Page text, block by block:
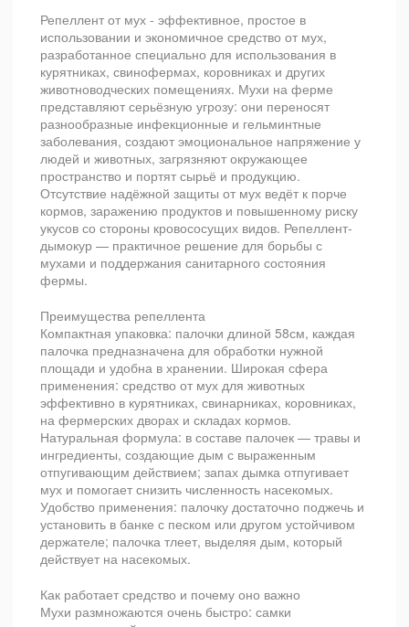
Репеллент от мух - эффективное, простое в
использовании и экономичное средство от мух,
разработанное специально для использования в
курятниках, свинофермах, коровниках и других
животноводческих помещениях. Мухи на ферме
представляют серьёзную угрозу: они переносят
разнообразные инфекционные и гельминтные
заболевания, создают эмоциональное напряжение у
людей и животных, загрязняют окружающее
пространство и портят сырьё и продукцию.
Отсутствие надёжной защиты от мух ведёт к порче
кормов, заражению продуктов и повышенному риску
укусов со стороны кровососущих видов. Репеллент-
дымокур — практичное решение для борьбы с
мухами и поддержания санитарного состояния
фермы.
Преимущества репеллента
Компактная упаковка: палочки длиной 58см, каждая
палочка предназначена для обработки нужной
площади и удобна в хранении. Широкая сфера
применения: средство от мух для животных
эффективно в курятниках, свинарниках, коровниках,
на фермерских дворах и складах кормов.
Натуральная формула: в составе палочек — травы и
ингредиенты, создающие дым с выраженным
отпугивающим действием; запах дымка отпугивает
мух и помогает снизить численность насекомых.
Удобство применения: палочку достаточно поджечь и
установить в банке с песком или другом устойчивом
держателе; палочка тлеет, выделяя дым, который
действует на насекомых.
Как работает средство и почему оно важно
Мухи размножаются очень быстро: самки